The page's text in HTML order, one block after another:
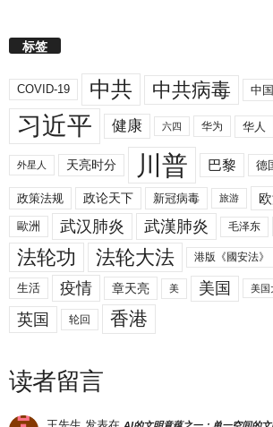
标签
COVID-19 中共 中共病毒 中国
习近平 健康 六四 华为 华人
外星人 天亮时分 川普 巴黎 德
政策法规 政论天下 新冠病毒 旅游
歐洲 武汉肺炎 武漢肺炎 毛泽东
法轮功 法轮大法 港版《國安法》
生活 疫情 章天亮 美 美国 美国
英国 轮回 香港
读者留言